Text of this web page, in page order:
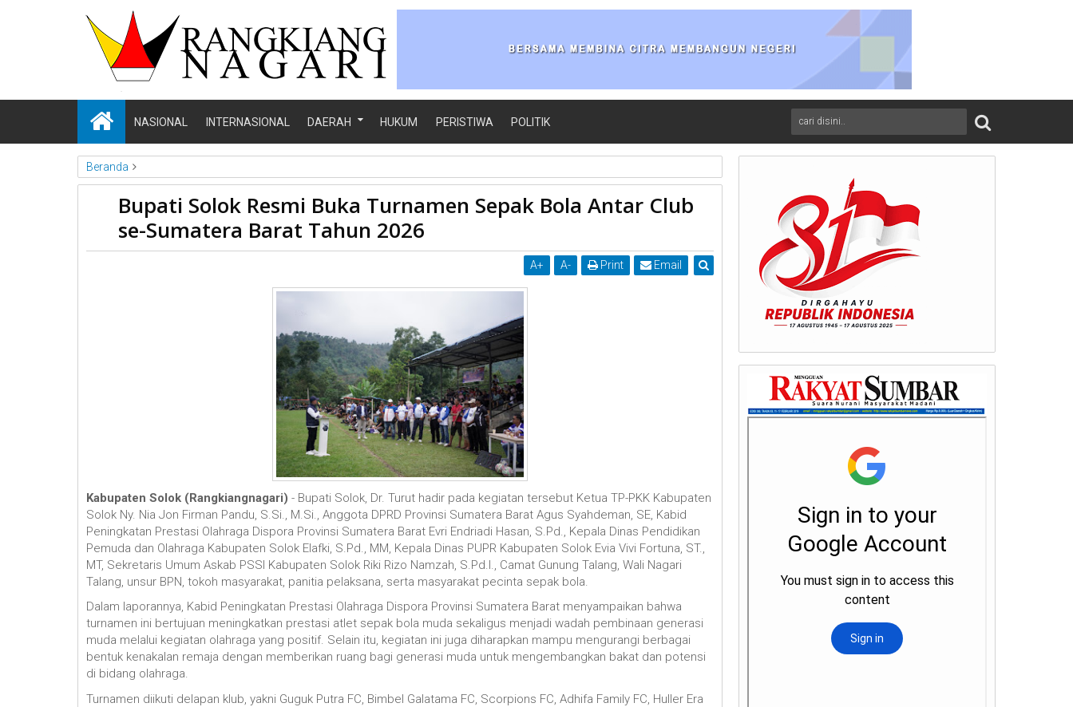
NASIONAL INTERNASIONAL DAERAH HUKUM PERISTIWA POLITIK
Beranda
kab Solok
News Sumbar Bupati Solok Resmi Buka Turnamen Sepak Bola Antar Club se-Sumatera Barat Tahun 2026
Bupati Solok Resmi Buka Turnamen Sepak Bola Antar Club
se-Sumatera Barat Tahun 2026
A+ A- Print Email
Kabupaten Solok (Rangkiangnagari) - Bupati Solok, Dr. ‎Turut hadir pada kegiatan tersebut Ketua TP-PKK Kabupaten
Solok Ny. Nia Jon Firman Pandu, S.Si., M.Si., Anggota DPRD Provinsi Sumatera Barat Agus Syahdeman, SE, Kabid
Peningkatan Prestasi Olahraga Dispora Provinsi Sumatera Barat Evri Endriadi Hasan, S.Pd., Kepala Dinas Pendidikan
Pemuda dan Olahraga Kabupaten Solok Elafki, S.Pd., MM, Kepala Dinas PUPR Kabupaten Solok Evia Vivi Fortuna, ST.,
MT, Sekretaris Umum Askab PSSI Kabupaten Solok Riki Rizo Namzah, S.Pd.I., Camat Gunung Talang, Wali Nagari
Talang, unsur BPN, tokoh masyarakat, panitia pelaksana, serta masyarakat pecinta sepak bola.
‎Dalam laporannya, Kabid Peningkatan Prestasi Olahraga Dispora Provinsi Sumatera Barat menyampaikan bahwa
turnamen ini bertujuan meningkatkan prestasi atlet sepak bola muda sekaligus menjadi wadah pembinaan generasi
muda melalui kegiatan olahraga yang positif. Selain itu, kegiatan ini juga diharapkan mampu mengurangi berbagai
bentuk kenakalan remaja dengan memberikan ruang bagi generasi muda untuk mengembangkan bakat dan potensi
di bidang olahraga.
‎Turnamen diikuti delapan klub, yakni Guguk Putra FC, Bimbel Galatama FC, Scorpions FC, Adhifa Family FC, Huller Era